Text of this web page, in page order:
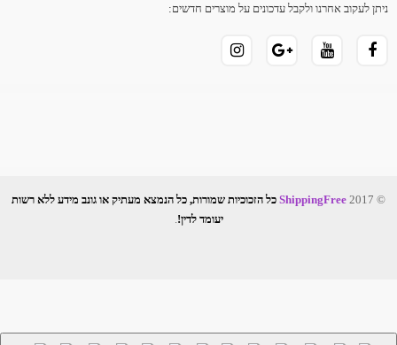
ניתן לעקוב אחרנו ולקבל עדכונים על מוצרים חדשים:
© 2017
ShippingFree כל הזכוכיות שמורות, כל הנמצא מעתיק או גונב מידע ללא רשות
יעומד לדין!